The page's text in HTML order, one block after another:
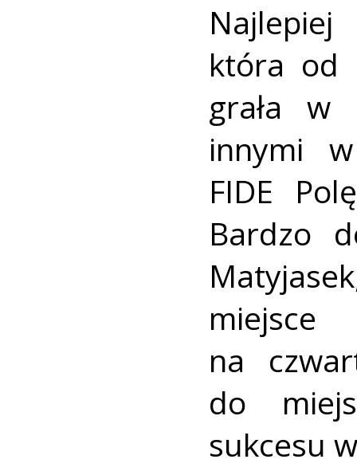
która od
grała w
innymi
FIDE
Bardzo
na
do
sukcesu